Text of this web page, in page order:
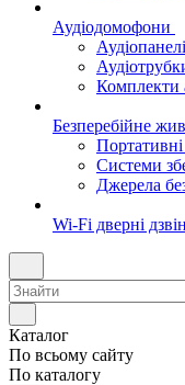
Аудіодомофони
Аудіопанелі
Комплекти
Безперебійне
Портативні
Системи
Джерела
Wi-Fi дверні
Каталог
По всьому сайту
По каталогу